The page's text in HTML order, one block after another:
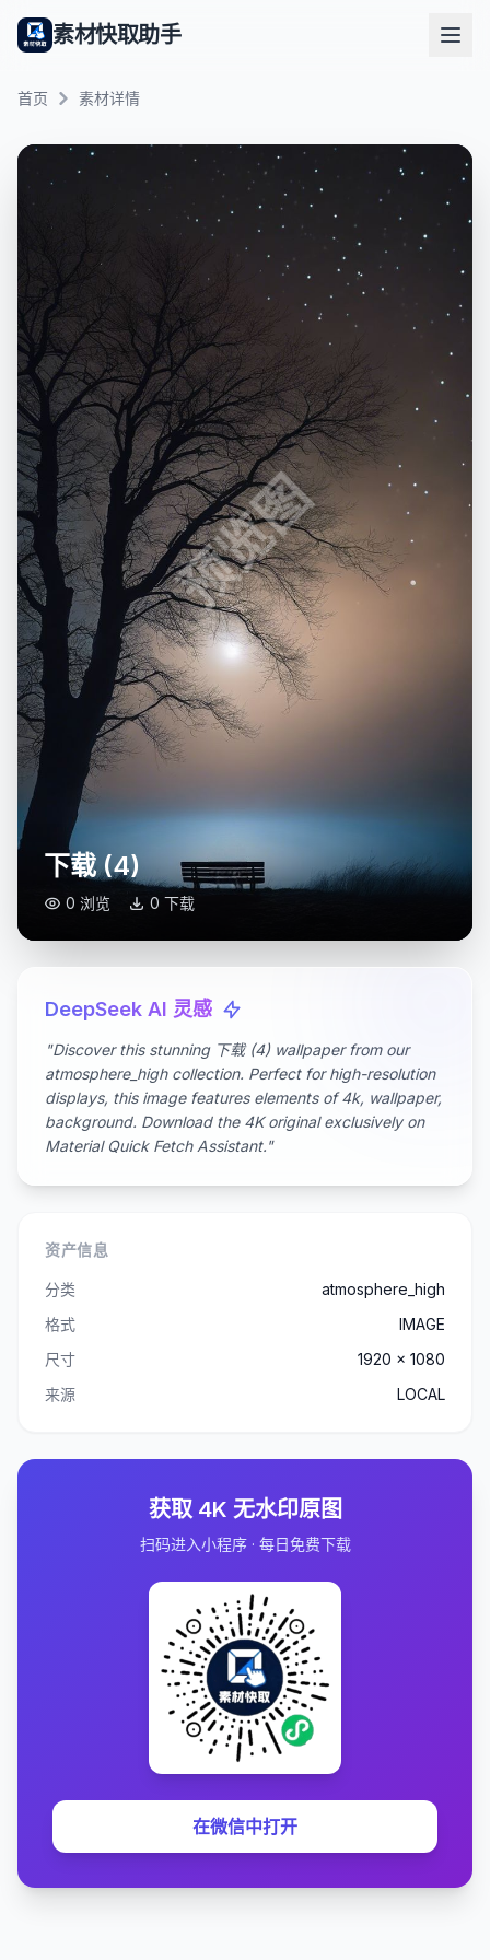
素材快取助手
首页 素材详情
预览图
下载 (4)
0 浏览 0 下载
DeepSeek AI 灵感
"Discover this stunning 下载 (4) wallpaper from our
atmosphere_high collection. Perfect for high-resolution
displays, this image features elements of 4k, wallpaper,
background. Download the 4K original exclusively on
Material Quick Fetch Assistant."
资产信息
分类
atmosphere_high
格式
IMAGE
尺寸
1920 x 1080
来源
LOCAL
获取 4K 无水印原图
扫码进入小程序 · 每日免费下载
在微信中打开